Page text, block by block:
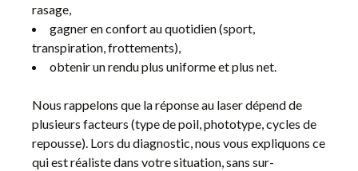
rasage,
gagner en confort au quotidien (sport,
transpiration, frottements),
obtenir un rendu plus uniforme et plus net.
Nous rappelons que la réponse au laser dépend de
plusieurs facteurs (type de poil, phototype, cycles de
repousse). Lors du diagnostic, nous vous expliquons ce
qui est réaliste dans votre situation, sans sur-